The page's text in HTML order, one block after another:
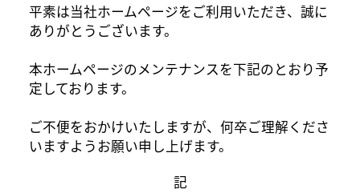
平素は当社ホームページをご利用いただき、誠に
ありがとうございます。
本ホームページのメンテナンスを下記のとおり予
定しております。
ご不便をおかけいたしますが、何卒ご理解くださ
いますようお願い申し上げます。
記